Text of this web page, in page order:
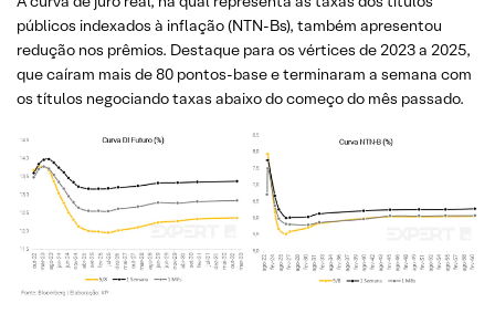
públicos indexados à inflação (NTN-Bs), também apresentou
redução nos prêmios. Destaque para os vértices de 2023 a 2025,
que caíram mais de 80 pontos-base e terminaram a semana com
os títulos negociando taxas abaixo do começo do mês passado.